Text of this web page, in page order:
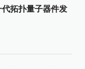
拓扑量子器件发